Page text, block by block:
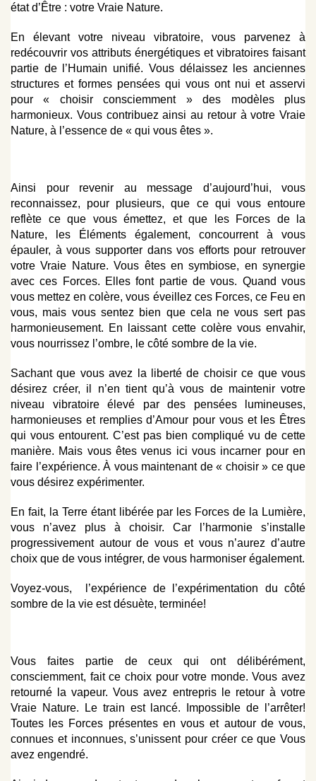
état d’Être : votre Vraie Nature.
En élevant votre niveau vibratoire, vous parvenez à
redécouvrir vos attributs énergétiques et vibratoires faisant
partie de l’Humain unifié. Vous délaissez les anciennes
structures et formes pensées qui vous ont nui et asservi
pour « choisir consciemment » des modèles plus
harmonieux. Vous contribuez ainsi au retour à votre Vraie
Nature, à l’essence de « qui vous êtes ».
Ainsi pour revenir au message d’aujourd’hui, vous
reconnaissez, pour plusieurs, que ce qui vous entoure
reflète ce que vous émettez, et que les Forces de la
Nature, les Éléments également, concourrent à vous
épauler, à vous supporter dans vos efforts pour retrouver
votre Vraie Nature. Vous êtes en symbiose, en synergie
avec ces Forces. Elles font partie de vous. Quand vous
vous mettez en colère, vous éveillez ces Forces, ce Feu en
vous, mais vous sentez bien que cela ne vous sert pas
harmonieusement. En laissant cette colère vous envahir,
vous nourrissez l’ombre, le côté sombre de la vie.
Sachant que vous avez la liberté de choisir ce que vous
désirez créer, il n’en tient qu’à vous de maintenir votre
niveau vibratoire élevé par des pensées lumineuses,
harmonieuses et remplies d’Amour pour vous et les Êtres
qui vous entourent. C’est pas bien compliqué vu de cette
manière. Mais vous êtes venus ici vous incarner pour en
faire l’expérience. À vous maintenant de « choisir » ce que
vous désirez expérimenter.
En fait, la Terre étant libérée par les Forces de la Lumière,
vous n’avez plus à choisir. Car l’harmonie s’installe
progressivement autour de vous et vous n’aurez d’autre
choix que de vous intégrer, de vous harmoniser également.
Voyez-vous, l’expérience de l’expérimentation du côté
sombre de la vie est désuète, terminée!
Vous faites partie de ceux qui ont délibérément,
consciemment, fait ce choix pour votre monde. Vous avez
retourné la vapeur. Vous avez entrepris le retour à votre
Vraie Nature. Le train est lancé. Impossible de l’arrêter!
Toutes les Forces présentes en vous et autour de vous,
connues et inconnues, s’unissent pour créer ce que Vous
avez engendré.